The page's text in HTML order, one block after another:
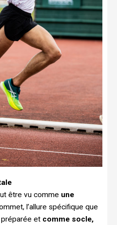
être vu comme une
l’allure spécifique que
et comme socle,